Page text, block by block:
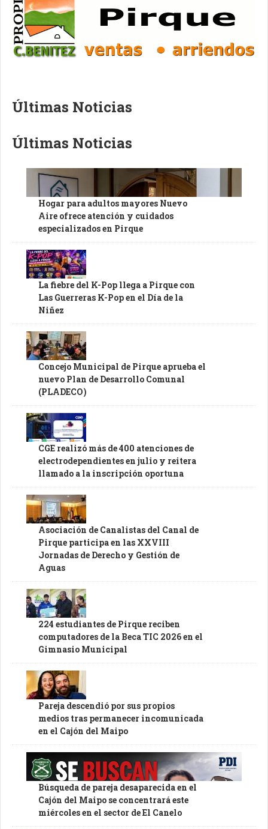
Últimas Noticias
Últimas Noticias
Hogar para adultos mayores Nuevo
Aire ofrece atención y cuidados
especializados en Pirque
La fiebre del K-Pop llega a Pirque con
Las Guerreras K-Pop en el Día de la
Niñez
Concejo Municipal de Pirque aprueba el
nuevo Plan de Desarrollo Comunal
(PLADECO)
CGE realizó más de 400 atenciones de
electrodependientes en julio y reitera
llamado a la inscripción oportuna
Asociación de Canalistas del Canal de
Pirque participa en las XXVIII
Jornadas de Derecho y Gestión de
Aguas
224 estudiantes de Pirque reciben
computadores de la Beca TIC 2026 en el
Gimnasio Municipal
Pareja descendió por sus propios
medios tras permanecer incomunicada
en el Cajón del Maipo
Búsqueda de pareja desaparecida en el
Cajón del Maipo se concentrará este
miércoles en el sector de El Canelo